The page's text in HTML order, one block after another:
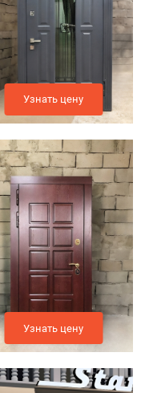
Узнать цену
Узнать цену